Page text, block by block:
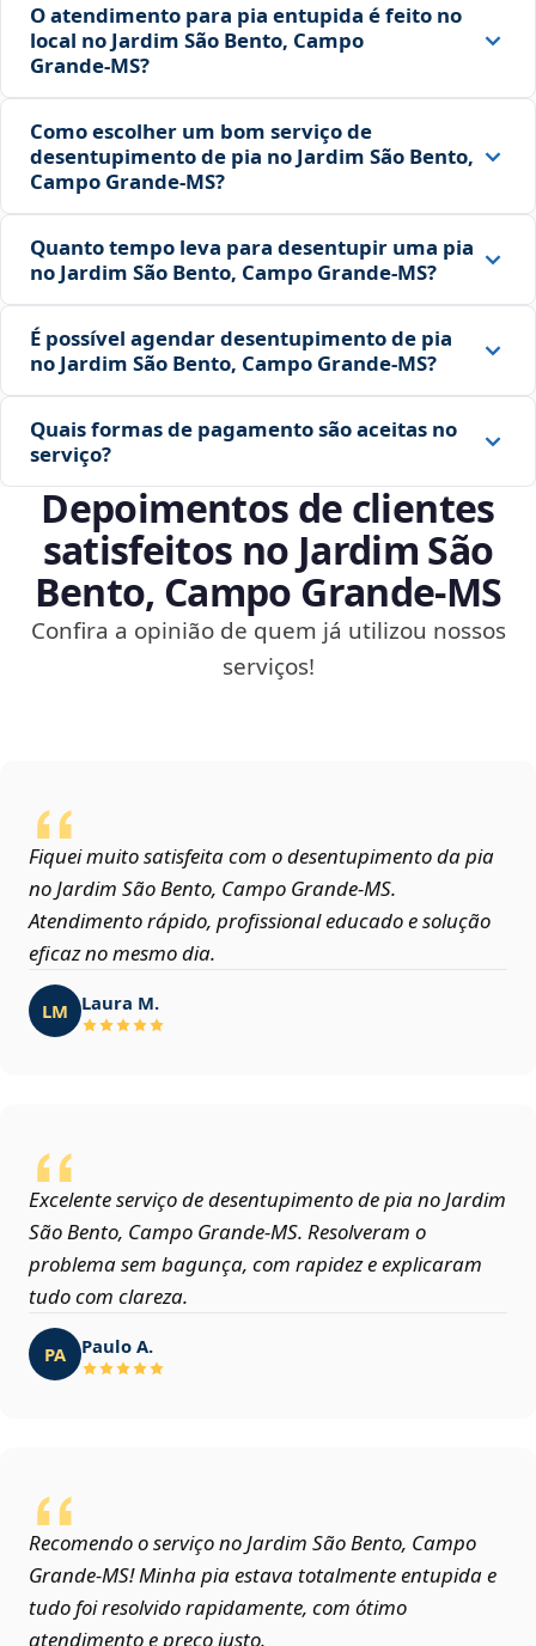
O atendimento para pia entupida é feito no
local no Jardim São Bento, Campo
Grande‑MS?
Como escolher um bom serviço de
desentupimento de pia no Jardim São Bento,
Campo Grande‑MS?
Quanto tempo leva para desentupir uma pia
no Jardim São Bento, Campo Grande‑MS?
É possível agendar desentupimento de pia
no Jardim São Bento, Campo Grande‑MS?
Quais formas de pagamento são aceitas no
serviço?
Depoimentos de clientes
satisfeitos no Jardim São
Bento, Campo Grande‑MS
Confira a opinião de quem já utilizou nossos
serviços!
Fiquei muito satisfeita com o desentupimento da pia
no Jardim São Bento, Campo Grande‑MS.
Atendimento rápido, profissional educado e solução
eficaz no mesmo dia.
LM Laura M.
Excelente serviço de desentupimento de pia no Jardim
São Bento, Campo Grande‑MS. Resolveram o
problema sem bagunça, com rapidez e explicaram
tudo com clareza.
PA Paulo A.
Recomendo o serviço no Jardim São Bento, Campo
Grande‑MS! Minha pia estava totalmente entupida e
tudo foi resolvido rapidamente, com ótimo
atendimento e preço justo.